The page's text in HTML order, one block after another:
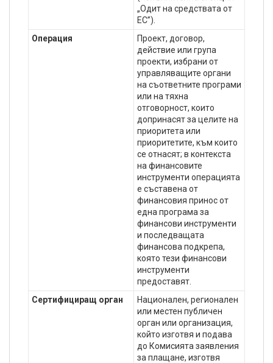
„Одит на средствата от
ЕС”).
Операция
Проект, договор,
действие или група
проекти, избрани от
управляващите органи
на съответните програми
или на тяхна
отговорност, които
допринасят за целите на
приоритета или
приоритетите, към които
се отнасят; в контекста
на финансовите
инструменти операцията
е съставена от
финансовия принос от
една програма за
финансови инструменти
и последващата
финансова подкрепа,
която тези финансови
инструменти
предоставят.
Сертифициращ орган
Национален, регионален
или местен публичен
орган или организация,
който изготвя и подава
до Комисията заявления
за плащане, изготвя